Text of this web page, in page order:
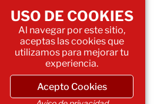
USO DE COOKIES
Al navegar por este sitio,
aceptas las cookies que
utilizamos para mejorar tu
experiencia.
Acepto Cookies